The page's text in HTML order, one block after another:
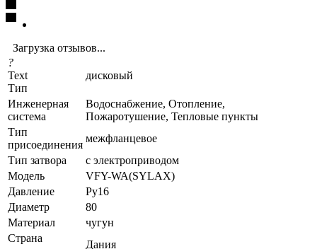
Загрузка отзывов...
?
Text
Тип
дисковый
Инженерная
система
Водоснабжение, Отопление,
Пожаротушение, Тепловые пункты
Тип
присоединения
межфланцевое
Тип затвора
с электроприводом
Модель
VFY-WA(SYLAX)
Давление
Ру16
Диаметр
80
Материал
чугун
Страна
Дания